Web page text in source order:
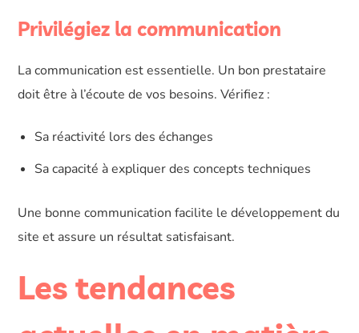
Privilégiez la communication
La communication est essentielle. Un bon prestataire
doit être à l’écoute de vos besoins. Vérifiez :
Sa réactivité lors des échanges
Sa capacité à expliquer des concepts techniques
Une bonne communication facilite le développement du
site et assure un résultat satisfaisant.
Les tendances